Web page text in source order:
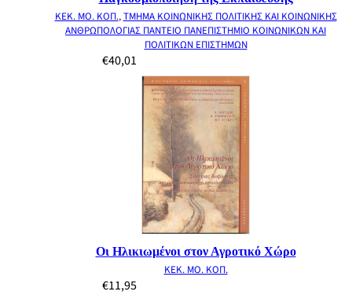
ΚΕΚ. ΜΟ. ΚΟΠ.,ΤΜΗΜΑ ΚΟΙΝΩΝΙΚΗΣ ΠΟΛΙΤΙΚΗΣ ΚΑΙ ΚΟΙΝΩΝΙΚΗΣ
ΑΝΘΡΩΠΟΛΟΓΙΑΣ ΠΑΝΤΕΙΟ ΠΑΝΕΠΙΣΤΗΜΙΟ ΚΟΙΝΩΝΙΚΩΝ ΚΑΙ
ΠΟΛΙΤΙΚΩΝ ΕΠΙΣΤΗΜΩΝ
€40,01
Οι Ηλικιωμένοι στον Αγροτικό Χώρο
ΚΕΚ. ΜΟ. ΚΟΠ.
€11,95